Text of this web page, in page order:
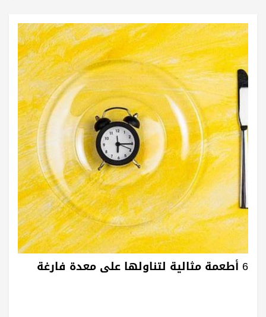
6 أطعمة مثالية لتناولها على معدة فارغة